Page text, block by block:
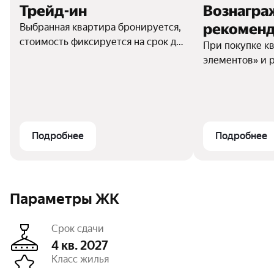
Трейд-ин
Выбранная квартира бронируется,
стоимость фиксируется на срок до
Подробнее
При покупке
элементов» и
покупку.
Подробнее
Параметры ЖК
Срок сдачи
4 кв. 2027
Класс жилья